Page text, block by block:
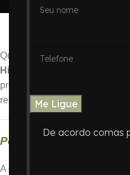
De acordo comas
Quando a dor da perda se
Higienópolis em São Paulo
prioridade. O Crematório
respeito, dignidade e
Por Que Escolher a
A cremação tem se tornado